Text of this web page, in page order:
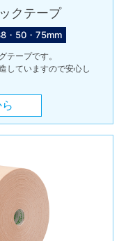
クテープ
・50・75mm
テープです。
していますので安心し